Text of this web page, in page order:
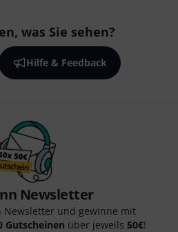
was Sie sehen?
Hilfe & Feedback
Newsletter
Newsletter und gewinne mit
Gutscheinen über jeweils 50€!